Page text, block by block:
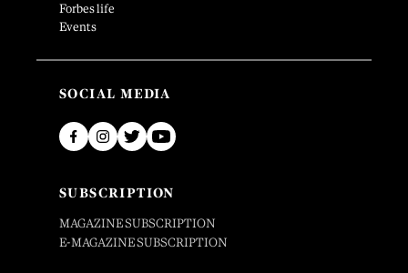
Forbes life
Events
SOCIAL MEDIA
SUBSCRIPTION
MAGAZINE SUBSCRIPTION
E-MAGAZINE SUBSCRIPTION